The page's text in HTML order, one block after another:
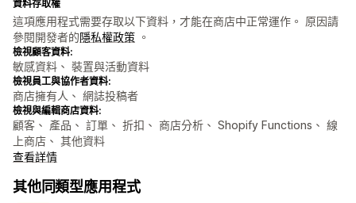
資料存取權
這項應用程式需要存取以下資料，才能在商店中正常運作。 原因請
參閱開發者的隱私權政策 。
檢視顧客資料:
敏感資料、 裝置與活動資料
檢視員工與協作者資料:
商店擁有人、 網誌投稿者
檢視與編輯商店資料:
顧客、 產品、 訂單、 折扣、 商店分析、 Shopify Functions、 線
上商店、 其他資料
查看詳情
其他同類型應用程式